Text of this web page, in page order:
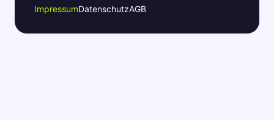
ImpressumDatenschutzAGB